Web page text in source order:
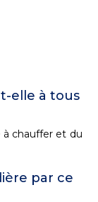
elle à tous
à chauffer et du
par ce